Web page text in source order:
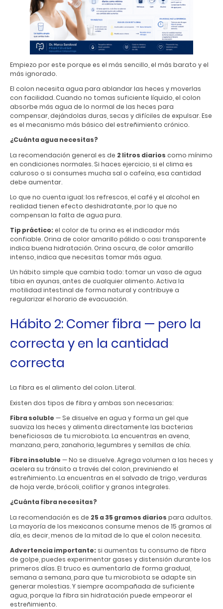
Empiezo por este porque es el más sencillo, el más barato y el
más ignorado.
El colon necesita agua para ablandar las heces y moverlas
con facilidad. Cuando no tomas suficiente líquido, el colon
absorbe más agua de lo normal de las heces para
compensar, dejándolas duras, secas y difíciles de expulsar. Ese
es el mecanismo más básico del estreñimiento crónico.
¿Cuánta agua necesitas?
La recomendación general es de 2 litros diarios como mínimo
en condiciones normales. Si haces ejercicio, si el clima es
caluroso o si consumes mucha sal o cafeína, esa cantidad
debe aumentar.
Lo que no cuenta igual: los refrescos, el café y el alcohol en
realidad tienen efecto deshidratante, por lo que no
compensan la falta de agua pura.
Tip práctico:el color de tu orina es el indicador más
confiable. Orina de color amarillo pálido o casi transparente
indica buena hidratación. Orina oscura, de color amarillo
intenso, indica que necesitas tomar más agua.
Un hábito simple que cambia todo: tomar un vaso de agua
tibia en ayunas, antes de cualquier alimento. Activa la
motilidad intestinal de forma natural y contribuye a
regularizar el horario de evacuación.
Hábito 2: Comer fibra — pero la
correcta y en la cantidad
correcta
La fibra es el alimento del colon. Literal.
Existen dos tipos de fibra y ambas son necesarias:
Fibra soluble — Se disuelve en agua y forma un gel que
suaviza las heces y alimenta directamente las bacterias
beneficiosas de tu microbiota. La encuentras en avena,
manzana, pera, zanahoria, legumbres y semillas de chía.
Fibra insoluble — No se disuelve. Agrega volumen a las heces y
acelera su tránsito a través del colon, previniendo el
estreñimiento. La encuentras en el salvado de trigo, verduras
de hoja verde, brócoli, coliflor y granos integrales.
¿Cuánta fibra necesitas?
La recomendación es de 25 a 35 gramos diarios para adultos.
La mayoría de los mexicanos consume menos de 15 gramos al
día, es decir, menos de la mitad de lo que el colon necesita.
Advertencia importante: si aumentas tu consumo de fibra
de golpe, puedes experimentar gases y distensión durante los
primeros días. El truco es aumentarla de forma gradual,
semana a semana, para que tu microbiota se adapte sin
generar molestias. Y siempre acompañada de suficiente
agua, porque la fibra sin hidratación puede empeorar el
estreñimiento.